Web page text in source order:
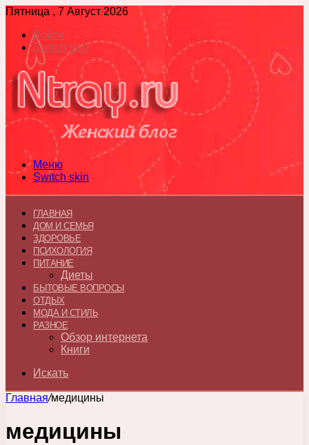
Пятница , 7 Август 2026
Войти
Switch skin
Меню
Switch skin
ГЛАВНАЯ
ДОМ И СЕМЬЯ
ЗДОРОВЬЕ
ПСИХОЛОГИЯ
ПИТАНИЕ
Диеты
БЫТОВЫЕ ВОПРОСЫ
ОТДЫХ
МОДА И СТИЛЬ
РАЗНОЕ
Обзор интернета
Книги
Искать
Главная/медицины
медицины